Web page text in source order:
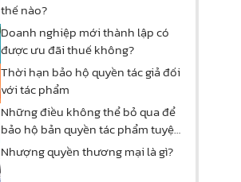
thế nào?
Doanh nghiệp mới thành lập có
được ưu đãi thuế không?
Thời hạn bảo hộ quyền tác giả đối
với tác phẩm
Những điều không thể bỏ qua để
bảo hộ bản quyền tác phẩm tuyệt
đối!
Nhượng quyền thương mại là gì?